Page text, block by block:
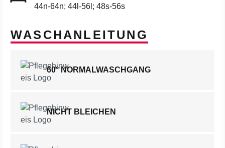
44n-64n; 44l-56l; 48s-56s
WASCHANLEITUNG
60° NORMALWASCHGANG
NICHT BLEICHEN